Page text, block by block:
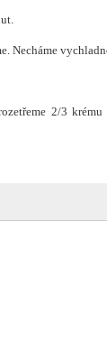
Necháme
2/3 krému